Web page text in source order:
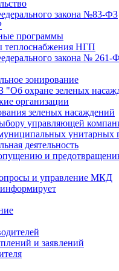
закона №83-ФЗ
программы
теплоснабжения НГП
закона № 261-
зонирование
"Об охране зеленых
организации
зеленых насаждений
управляющей
унитарных
деятельность
и предотвращению
и управление МКД
и заявлений